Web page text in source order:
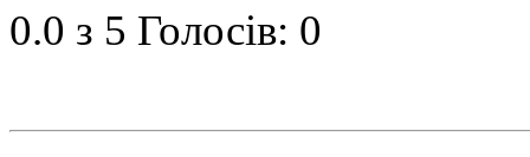
0.0 з 5 Голосів: 0